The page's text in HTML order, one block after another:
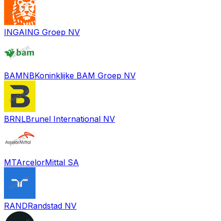
INGAING Groep NV
BAMNBKoninklijke BAM Groep NV
BRNLBrunel International NV
MTArcelorMittal SA
RANDRandstad NV